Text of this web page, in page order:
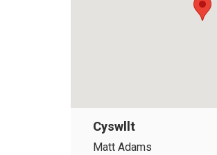
Cyswllt
Matt Adams